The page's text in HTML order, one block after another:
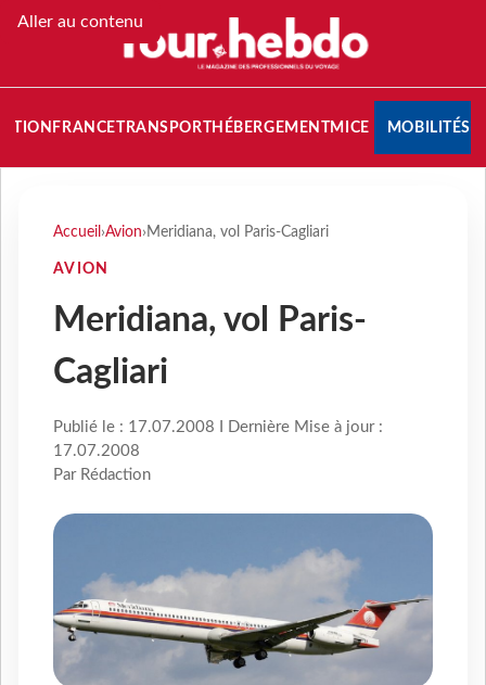
Aller au contenu
FRANCETRANSPORT HÉBERGEMENTMICE MOBILITÉS
Accueil ›Avion› Meridiana, vol Paris-Cagliari
AVION
Meridiana, vol Paris-
Cagliari
Publié le : 17.07.2008 I Dernière Mise à jour :
17.07.2008
Par Rédaction